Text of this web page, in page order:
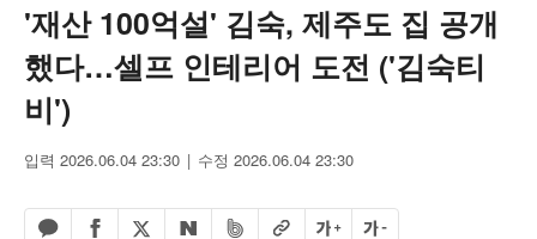
'재산 100억설' 김숙, 제주도 집 공개
했다…셀프 인테리어 도전 ('김숙티
비')
입력 2026.06.04 23:30 수정 2026.06.04 23:30
카카오톡 공유하기
페이스북 공유하기
엑스 공유하기
네이버 공유하기
밴드 공유하기
URL복사글자 크게글자 작게